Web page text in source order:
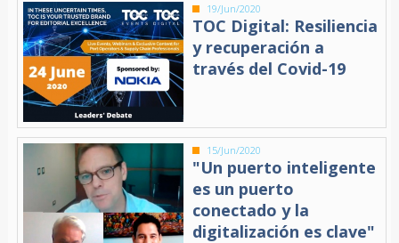
19/Jun/2020
TOC Digital: Resiliencia
y recuperación a
través del Covid-19
15/Jun/2020
"Un puerto inteligente
es un puerto
conectado y la
digitalización es clave"